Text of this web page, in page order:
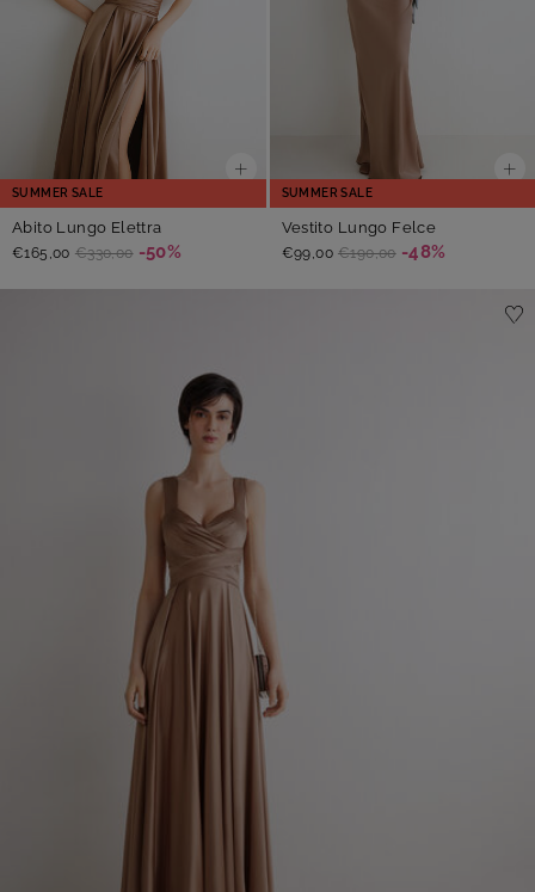
SUMMER SALE
Abito Lungo Elettra
€165,00 €330,00 -50%
SUMMER SALE
Vestito Lungo Felce
€99,00 €190,00 -48%